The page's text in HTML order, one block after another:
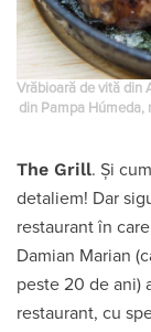
Vrăbioară de vită din
din Pampa Húmeda,
The Grill. Și
detaliem! Dar
restaurant în
Damian Marian
peste 20 de ani)
restaurant, cu